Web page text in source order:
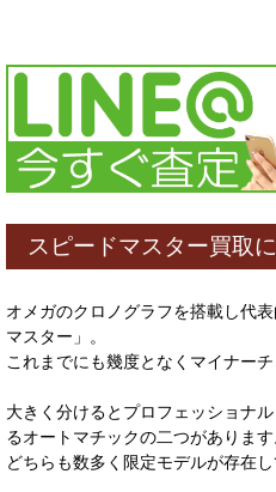
スピードマスター買取
オメガのクロノグラフを搭載し代
マスター」。
これまでにも幾度となくマイナー
大きく分けるとプロフェッショナ
るオートマチックの二つがあります
どちらも数多く限定モデルが存在し